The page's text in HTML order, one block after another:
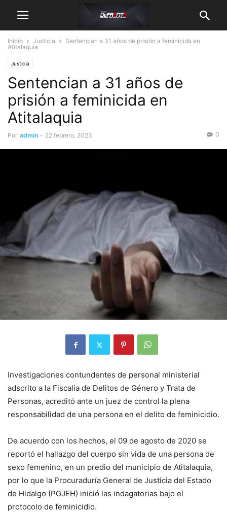
Inicio Justicia
Sentencian a 31 años de prisión a feminicida en
Atitalaquia
Justicia
Sentencian a 31 años de
prisión a feminicida en
Atitalaquia
Por admin - 22 febrero, 2023 0
Investigaciones contundentes de personal ministerial
adscrito a la Fiscalía de Delitos de Género y Trata de
Personas, acreditó ante un juez de control la plena
responsabilidad de una persona en el delito de feminicidio.
De acuerdo con los hechos, el 09 de agosto de 2020 se
reportó el hallazgo del cuerpo sin vida de una persona de
sexo femenino, en un predio del municipio de Atitalaquia,
por lo que la Procuraduría General de Justicia del Estado
de Hidalgo (PGJEH) inició las indagatorias bajo el
protocolo de feminicidio.